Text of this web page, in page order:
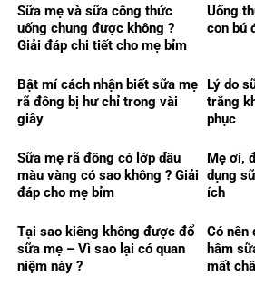
Sữa mẹ và sữa công thức
uống chung được không ?
Giải đáp chi tiết cho mẹ bỉm
Uống
con bú
Bật mí cách nhận biết sữa mẹ
rã đông bị hư chỉ trong vài
giây
Lý do
trắng
phục
Sữa mẹ rã đông có lớp dầu
màu vàng có sao không ? Giải
đáp cho mẹ bỉm
Mẹ ơi,
dụng
ích
Tại sao kiêng không được đổ
sữa mẹ – Vì sao lại có quan
niệm này ?
Có nên
hâm
mất